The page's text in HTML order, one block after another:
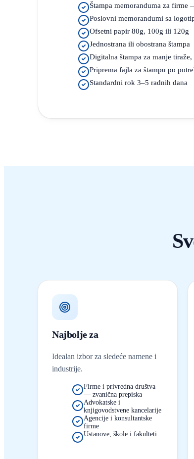
Štampa memoranduma za
Poslovni memorandumi sa
Ofsetni papir 80g, 100g ili 120g
Jednostrana ili obostrana štampa
Digitalna štampa za manje tiraže,
Priprema fajla za štampu po
Standardni rok 3–5 radnih dana
Najbolje za
Idealan izbor za sledeće namene i
industrije.
Firme i privredna društva
— zvanična prepiska
Advokatske i
knjigovodstvene kancelarije
Agencije i konsultantske
firme
Ustanove, škole i fakulteti